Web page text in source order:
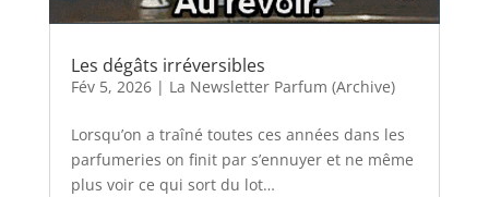
Les dégâts irréversibles
Fév 5, 2026| La Newsletter Parfum (Archive)
Lorsqu’on a traîné toutes ces années dans les
parfumeries on finit par s’ennuyer et ne même
plus voir ce qui sort du lot…